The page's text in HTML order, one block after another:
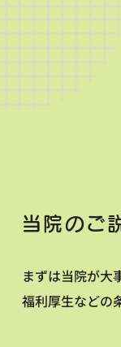
当院のご
まずは当院が大
福利厚生などの